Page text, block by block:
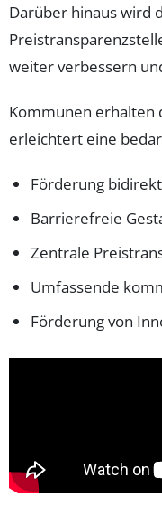
Darüber hinaus wird
weiter verbessern
Kommunen erhalten
erleichtert eine
Förderung
Barrierefreie
Zentrale
Umfassende
Förderung von